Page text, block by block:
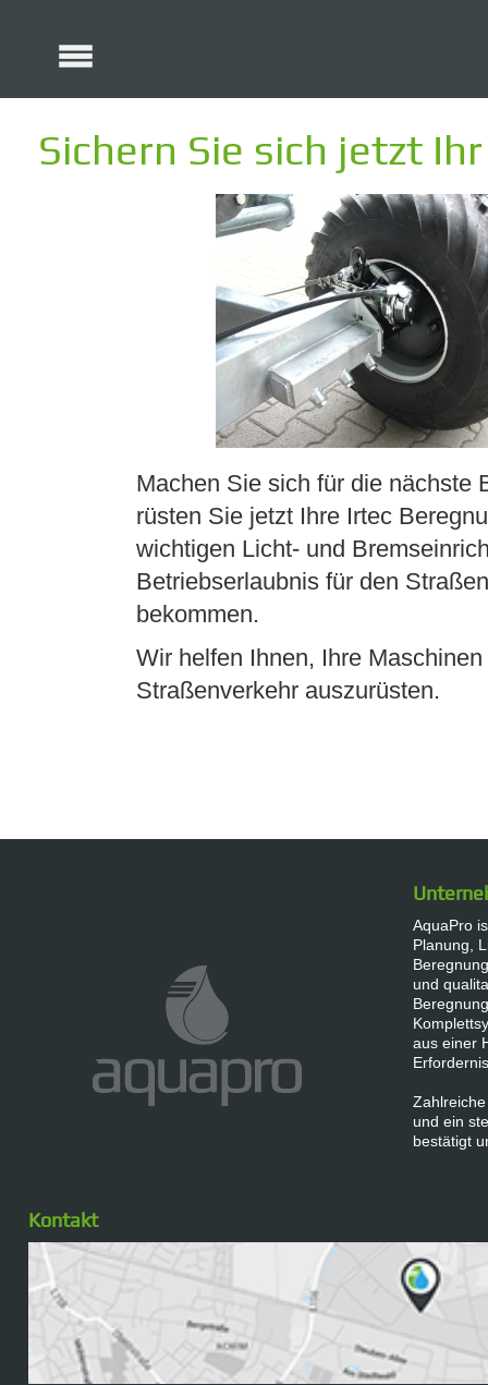
Sichern Sie sich jetzt
Machen Sie sich für die nächste
rüsten Sie jetzt Ihre Irtec
wichtigen Licht- und
Betriebserlaubnis für den
bekommen.
Wir helfen Ihnen, Ihre
Straßenverkehr auszurüsten.
AquaPro
Planung,
und
aus einer
und ein
bestätigt
Kontakt